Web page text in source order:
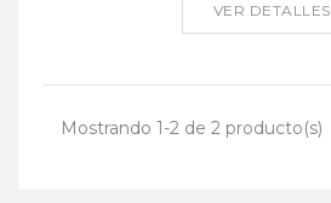
VER DETALLES
Mostrando 1-2 de 2 producto(s)